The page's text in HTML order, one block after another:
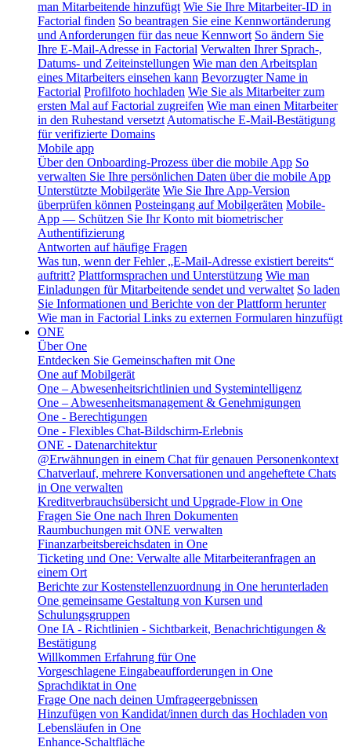
man Mitarbeitende hinzufügt Wie Sie Ihre Mitarbeiter-ID in
Factorial finden So beantragen Sie eine Kennwortänderung
und Anforderungen für das neue Kennwort So ändern Sie
Ihre E-Mail-Adresse in Factorial Verwalten Ihrer Sprach-,
Datums- und Zeiteinstellungen Wie man den Arbeitsplan
eines Mitarbeiters einsehen kann Bevorzugter Name in
Factorial Profilfoto hochladen Wie Sie als Mitarbeiter zum
ersten Mal auf Factorial zugreifen Wie man einen Mitarbeiter
in den Ruhestand versetzt Automatische E-Mail-Bestätigung
für verifizierte Domains
Mobile app
Über den Onboarding-Prozess über die mobile App So
verwalten Sie Ihre persönlichen Daten über die mobile App
Unterstützte Mobilgeräte Wie Sie Ihre App-Version
überprüfen können Posteingang auf Mobilgeräten Mobile-
App — Schützen Sie Ihr Konto mit biometrischer
Authentifizierung
Antworten auf häufige Fragen
Was tun, wenn der Fehler „E-Mail-Adresse existiert bereits“
auftritt? Plattformsprachen und Unterstützung Wie man
Einladungen für Mitarbeitende sendet und verwaltet So laden
Sie Informationen und Berichte von der Plattform herunter
Wie man in Factorial Links zu externen Formularen hinzufügt
ONE
Über One
Entdecken Sie Gemeinschaften mit One
One auf Mobilgerät
One – Abwesenheitsrichtlinien und Systemintelligenz
One – Abwesenheitsmanagement & Genehmigungen
One - Berechtigungen
One - Flexibles Chat-Bildschirm-Erlebnis
ONE - Datenarchitektur
@Erwähnungen in einem Chat für genauen Personenkontext
Chatverlauf, mehrere Konversationen und angeheftete Chats
in One verwalten
Kreditverbrauchsübersicht und Upgrade-Flow in One
Fragen Sie One nach Ihren Dokumenten
Raumbuchungen mit ONE verwalten
Finanzarbeitsbereichsdaten in One
Ticketing und One: Verwalte alle Mitarbeiteranfragen an
einem Ort
Berichte zur Kostenstellenzuordnung in One herunterladen
One gemeinsame Gestaltung von Kursen und
Schulungsgruppen
One IA - Richtlinien - Sichtbarkeit, Benachrichtigungen &
Bestätigung
Willkommen Erfahrung für One
Vorgeschlagene Eingabeaufforderungen in One
Sprachdiktat in One
Frage One nach deinen Umfrageergebnissen
Hinzufügen von Kandidat/innen durch das Hochladen von
Lebensläufen in One
Enhance-Schaltfläche